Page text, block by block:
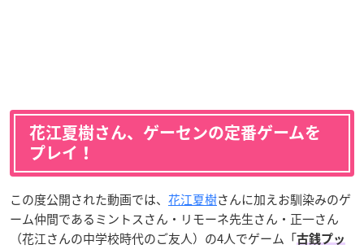
花江夏樹さん、ゲーセンの定番ゲームを
プレイ！
この度公開された動画では、 花江夏樹さんに加えお馴染みのゲ
ーム仲間であるミントスさん・リモーネ先生さん・正一さん
（花江さんの中学校時代のご友人）の4人でゲーム「古銭プッ